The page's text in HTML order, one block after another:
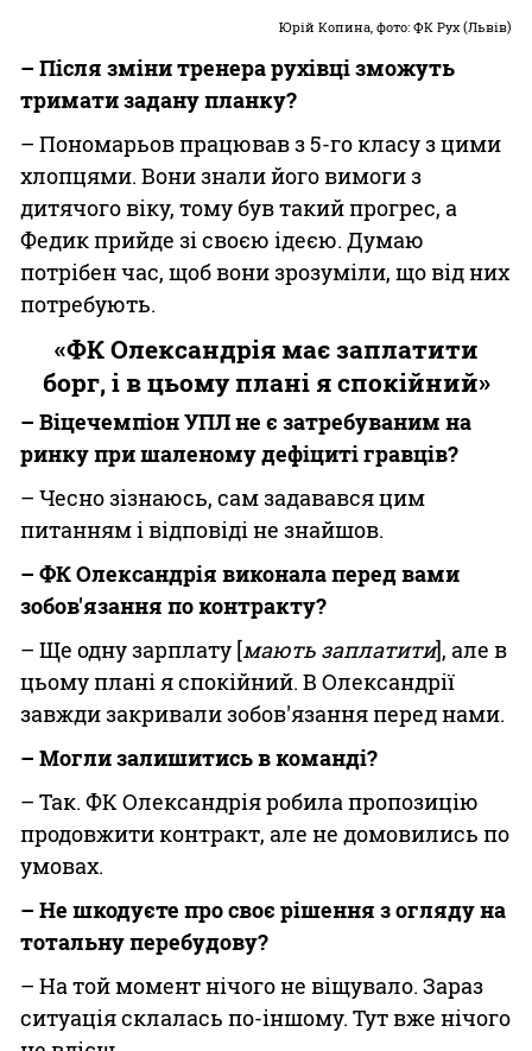
Юрій Копина, фото: ФК Рух (Львів)
– Після зміни тренера рухівці зможуть
тримати задану планку?
– Пономарьов працював з 5-го класу з цими
хлопцями. Вони знали його вимоги з
дитячого віку, тому був такий прогрес, а
Федик прийде зі своєю ідеєю. Думаю
потрібен час, щоб вони зрозуміли, що від них
потребують.
«ФК Олександрія має заплатити
борг, і в цьому плані я спокійний»
– Віцечемпіон УПЛ не є затребуваним на
ринку при шаленому дефіциті гравців?
– Чесно зізнаюсь, сам задавався цим
питанням і відповіді не знайшов.
– ФК Олександрія виконала перед вами
зобов'язання по контракту?
– Ще одну зарплату [мають заплатити], але в
цьому плані я спокійний. В Олександрії
завжди закривали зобов'язання перед нами.
– Могли залишитись в команді?
– Так. ФК Олександрія робила пропозицію
продовжити контракт, але не домовились по
умовах.
– Не шкодуєте про своє рішення з огляду на
тотальну перебудову?
– На той момент нічого не віщувало. Зараз
ситуація склалась по-іншому. Тут вже нічого